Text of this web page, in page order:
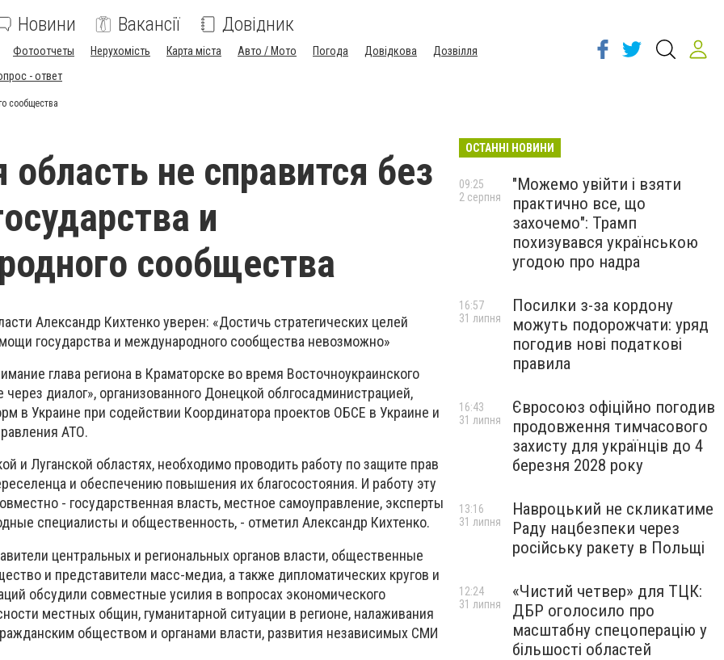
Новини Вакансії Довідник
Фотоотчеты Нерухомість Карта міста Авто / Мото Погода Довідкова
Дозвілля
- ответ
сообщества
не справится без
и
сообщества
Александр Кихтенко уверен: «Достичь стратегических целей
государства и международного сообщества невозможно»
глава региона в Краматорске во время Восточноукраинского
диалог», организованного Донецкой облгосадминистрацией,
в Украине при содействии Координатора проектов ОБСЕ в Украине и
АТО.
и Луганской областях, необходимо проводить работу по защите прав
и обеспечению повышения их благосостояния. И работу эту
- государственная власть, местное самоуправление, эксперты
специалисты и общественность, - отметил Александр Кихтенко.
центральных и региональных органов власти, общественные
и представители масс-медиа, а также дипломатических кругов и
обсудили совместные усилия в вопросах экономического
местных общин, гуманитарной ситуации в регионе, налаживания
обществом и органами власти, развития независимых СМИ
ОСТАННІ НОВИНИ
"Можемо увійти і взяти
практично все, що
захочемо": Трамп
похизувався українською
угодою про надра
09:25
2 серпня
Посилки з-за кордону
можуть подорожчати: уряд
погодив нові податкові
правила
16:57
31 липня
Євросоюз офіційно погодив
продовження тимчасового
захисту для українців до 4
березня 2028 року
16:43
31 липня
Навроцький не скликатиме
Раду нацбезпеки через
російську ракету в Польщі
13:16
31 липня
«Чистий четвер» для ТЦК:
ДБР оголосило про
масштабну спецоперацію у
більшості областей
12:24
31 липня